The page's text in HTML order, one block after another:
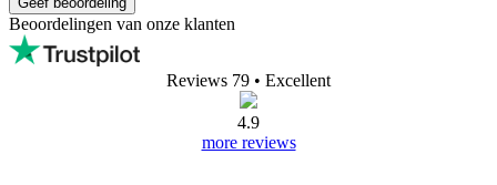
Beoordelingen van onze klanten
Reviews 79 • Excellent
4.9
more reviews